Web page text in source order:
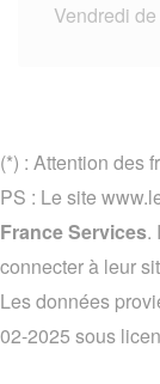
Vendredi
(*) : Attention des
PS : Le site
France Services.
connecter à leur
Les données
02-2025 sous